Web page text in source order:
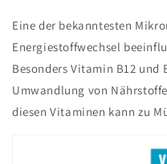
Eine der bekanntesten
Energiestoffwechsel
Besonders Vitamin B12 und
Umwandlung von
diesen Vitaminen kann zu